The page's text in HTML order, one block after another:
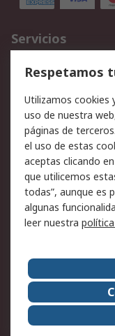
Servicios
Cómo realizar
Facturación y
Ofertas
Legal
Aviso legal
Política sobre
Certificaciones
Acerca de RS
Acerca de RS
RS en el mundo
Respetamos
Utilizamos cookies
uso de nuestra
páginas de
el uso de estas
aceptas clicando
que utilicemos
todas”, aunque es
algunas
leer nuestra